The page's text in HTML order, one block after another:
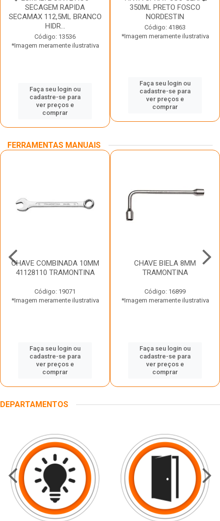
SECAGEM RAPIDA
SECAMAX 112,5ML BRANCO
HIDR...
Código: 13536
*Imagem meramente ilustrativa
Faça seu login ou
cadastre-se para
ver preços e
comprar
350ML PRETO FOSCO
NORDESTIN
Código: 41863
*Imagem meramente ilustrativa
Faça seu login ou
cadastre-se para
ver preços e
comprar
FERRAMENTAS MANUAIS
CHAVE COMBINADA 10MM
41128110 TRAMONTINA
Código: 19071
*Imagem meramente ilustrativa
Faça seu login ou
cadastre-se para
ver preços e
comprar
CHAVE BIELA 8MM
TRAMONTINA
Código: 16899
*Imagem meramente ilustrativa
Faça seu login ou
cadastre-se para
ver preços e
comprar
DEPARTAMENTOS